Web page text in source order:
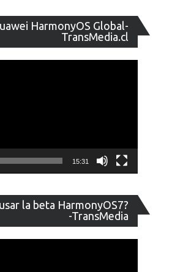
HarmonyOS Global-
TransMedia.cl
de
vídeo
15:31
la beta HarmonyOS7?
-TransMedia
de
vídeo